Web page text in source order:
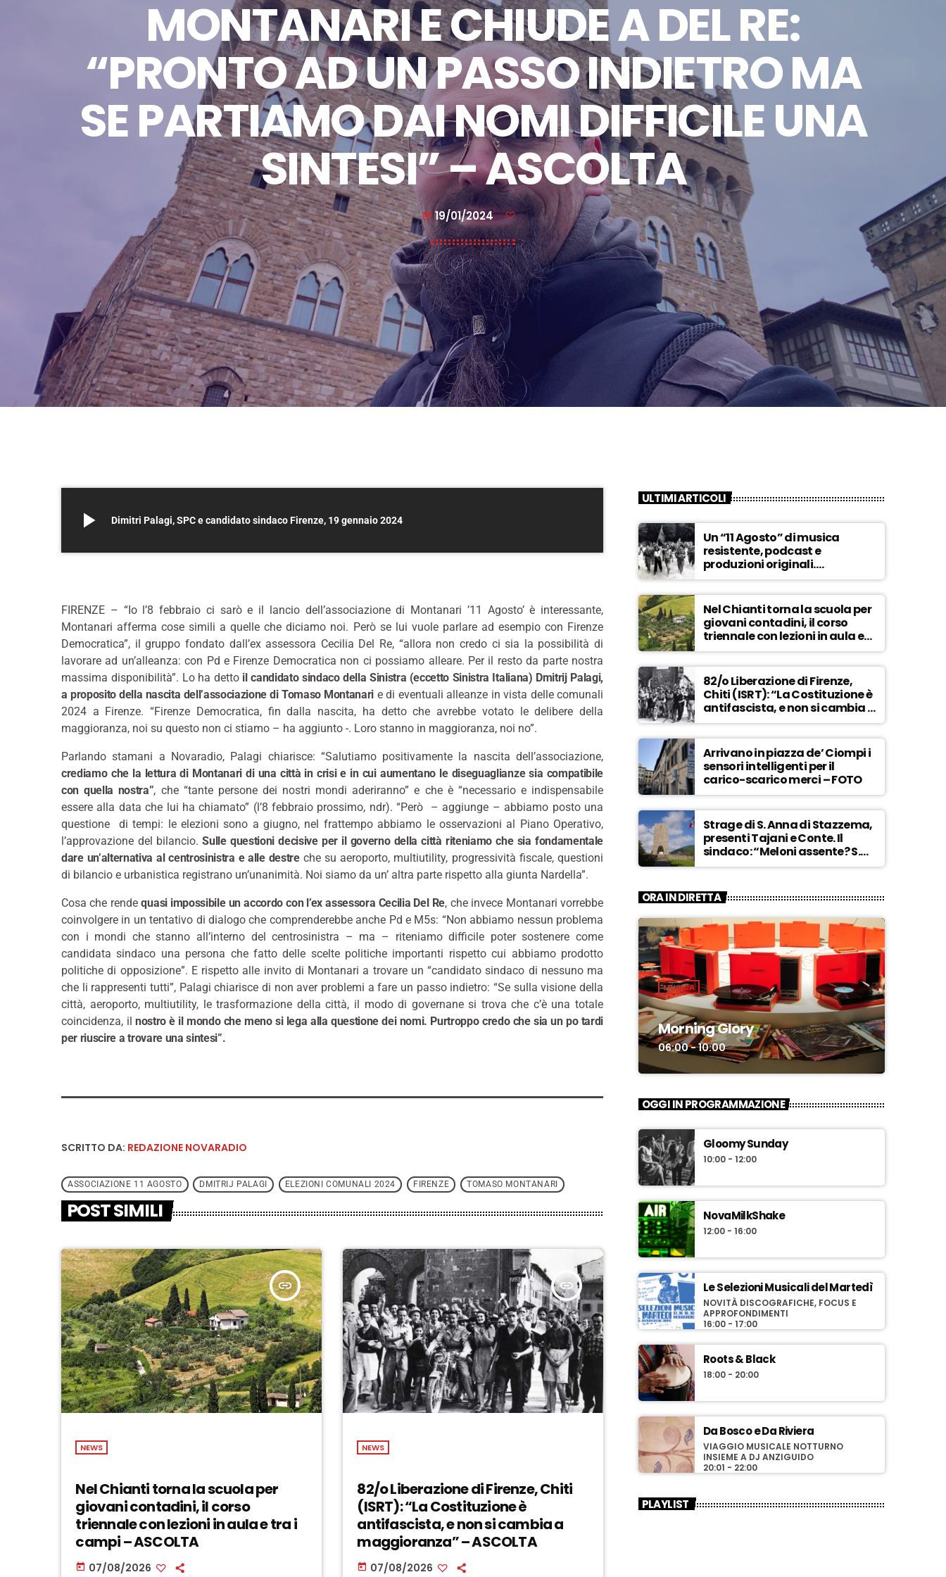
MONTANARI E CHIUDE A DEL RE:
“PRONTO AD UN PASSO INDIETRO MA
SE PARTIAMO DAI NOMI DIFFICILE UNA
SINTESI” – ASCOLTA
today 19/01/2024
play_arrow Dimitri Palagi, SPC e candidato sindaco Firenze, 19 gennaio 2024
FIRENZE – “Io l’8 febbraio ci sarò e il lancio dell’associazione di Montanari ’11 Agosto’ è interessante,
Montanari afferma cose simili a quelle che diciamo noi. Però se lui vuole parlare ad esempio con Firenze
Democratica”, il gruppo fondato dall’ex assessora Cecilia Del Re, “allora non credo ci sia la possibilità di
lavorare ad un’alleanza: con Pd e Firenze Democratica non ci possiamo alleare. Per il resto da parte nostra
massima disponibilità”. Lo ha detto il candidato sindaco della Sinistra (eccetto Sinistra Italiana) Dmitrij Palagi,
a proposito della nascita dell’associazione di Tomaso Montanari e di eventuali alleanze in vista delle comunali
2024 a Firenze. “Firenze Democratica, fin dalla nascita, ha detto che avrebbe votato le delibere della
maggioranza, noi su questo non ci stiamo – ha aggiunto -. Loro stanno in maggioranza, noi no”.
Parlando stamani a Novaradio, Palagi chiarisce: “Salutiamo positivamente la nascita dell’associazione,
crediamo che la lettura di Montanari di una città in crisi e in cui aumentano le diseguaglianze sia compatibile
con quella nostra”, che “tante persone dei nostri mondi aderiranno” e che è “necessario e indispensabile
essere alla data che lui ha chiamato” (l’8 febbraio prossimo, ndr). “Però – aggiunge – abbiamo posto una
questione di tempi: le elezioni sono a giugno, nel frattempo abbiamo le osservazioni al Piano Operativo,
l’approvazione del bilancio. Sulle questioni decisive per il governo della città riteniamo che sia fondamentale
dare un’alternativa al centrosinistra e alle destreche su aeroporto, multiutility, progressività fiscale, questioni
di bilancio e urbanistica registrano un’unanimità. Noi siamo da un’ altra parte rispetto alla giunta Nardella”.
Cosa che rendequasi impossibile un accordo con l’ex assessora Cecilia Del Re, che invece Montanari vorrebbe
coinvolgere in un tentativo di dialogo che comprenderebbe anche Pd e M5s: “Non abbiamo nessun problema
con i mondi che stanno all’interno del centrosinistra – ma – riteniamo difficile poter sostenere come
candidata sindaco una persona che fatto delle scelte politiche importanti rispetto cui abbiamo prodotto
politiche di opposizione”. E rispetto alle invito di Montanari a trovare un “candidato sindaco di nessuno ma
che li rappresenti tutti”, Palagi chiarisce di non aver problemi a fare un passo indietro: “Se sulla visione della
città, aeroporto, multiutility, le trasformazione della città, il modo di governane si trova che c’è una totale
coincidenza, il nostro è il mondo che meno si lega alla questione dei nomi. Purtroppo credo che sia un po tardi
per riuscire a trovare una sintesi”.
SCRITTO DA: REDAZIONE NOVARADIO
ASSOCIAZIONE 11 AGOSTO DMITRIJ PALAGI ELEZIONI COMUNALI 2024 FIRENZE TOMASO MONTANARI
POST SIMILI
insert_link
NEWS
Nel Chianti torna la scuola per
giovani contadini, il corso
triennale con lezioni in aula e tra i
campi – ASCOLTA
today 07/08/2026
insert_link
NEWS
82/o Liberazione di Firenze, Chiti
(ISRT): “La Costituzione è
antifascista, e non si cambia a
maggioranza” – ASCOLTA
today 07/08/2026
ULTIMI ARTICOLI
Un “11 Agosto” di musica
resistente, podcast e
produzioni originali.
Novaradio festeggia in onda
la Liberazione di Firenze
Nel Chianti torna la scuola per
giovani contadini, il corso
triennale con lezioni in aula e
tra i campi – ASCOLTA
82/o Liberazione di Firenze,
Chiti (ISRT): “La Costituzione è
antifascista, e non si cambia a
maggioranza” – ASCOLTA
Arrivano in piazza de’ Ciompi i
sensori intelligenti per il
carico-scarico merci – FOTO
Strage di S. Anna di Stazzema,
presenti Tajani e Conte. Il
sindaco: “Meloni assente? S.
Anna aperta tutto l’anno…” –
ORA IN DIRETTA
MUSICA
Morning Glory
06:00 - 10:00
OGGI IN PROGRAMMAZIONE
Gloomy Sunday
10:00 - 12:00
NovaMilkShake
12:00 - 16:00
Le Selezioni Musicali del Martedì
NOVITÀ DISCOGRAFICHE, FOCUS E
APPROFONDIMENTI
16:00 - 17:00
Roots & Black
18:00 - 20:00
Da Bosco e Da Riviera
VIAGGIO MUSICALE NOTTURNO
INSIEME A DJ ANZIGUIDO
20:01 - 22:00
PLAYLIST